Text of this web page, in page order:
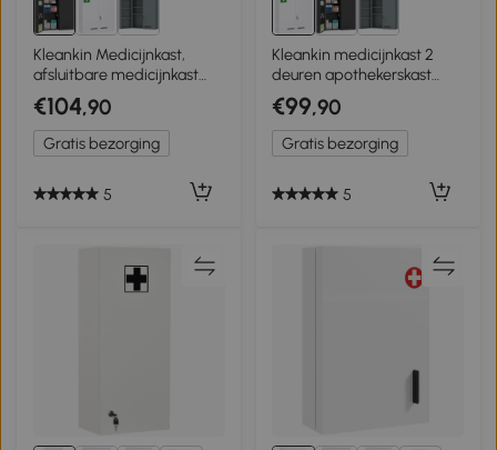
Kleankin Medicijnkast,
afsluitbare medicijnkast
met 2 deuren en 6
legplanken, zwart
€104,90
Gratis bezorging
5
Kleankin medicijnkast 2
deuren apothekerskast
medicijnkast
wandmontage
€99,90
Gratis bezorging
5